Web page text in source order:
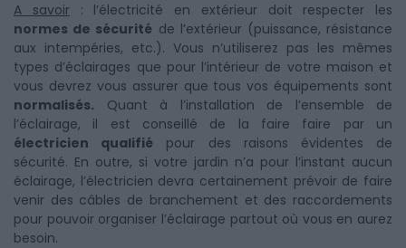
A savoir: l’électricité en extérieur doit respecter les
normes de sécurité de l’extérieur (puissance, résistance
aux intempéries, etc.). Vous n’utiliserez pas les mêmes
types d’éclairages que pour l’intérieur de votre maison et
vous devrez vous assurer que tous vos équipements sont
normalisés. Quant à l’installation de l’ensemble de
l’éclairage, il est conseillé de la faire faire par un
électricien qualifié pour des raisons évidentes de
sécurité. En outre, si votre jardin n’a pour l’instant aucun
éclairage, l’électricien devra certainement prévoir de faire
venir des câbles de branchement et des raccordements
pour pouvoir organiser l’éclairage partout où vous en aurez
besoin.